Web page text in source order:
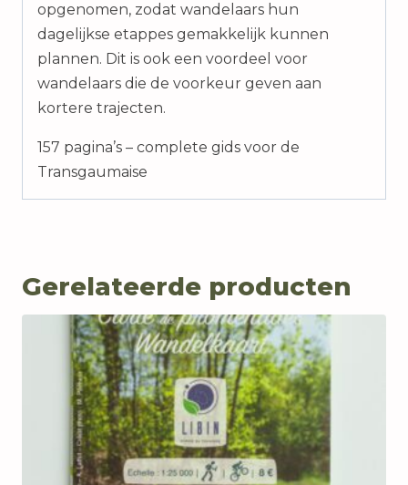
opgenomen, zodat wandelaars hun
dagelijkse etappes gemakkelijk kunnen
plannen. Dit is ook een voordeel voor
wandelaars die de voorkeur geven aan
kortere trajecten.
157 pagina’s – complete gids voor de
Transgaumaise
Gerelateerde producten